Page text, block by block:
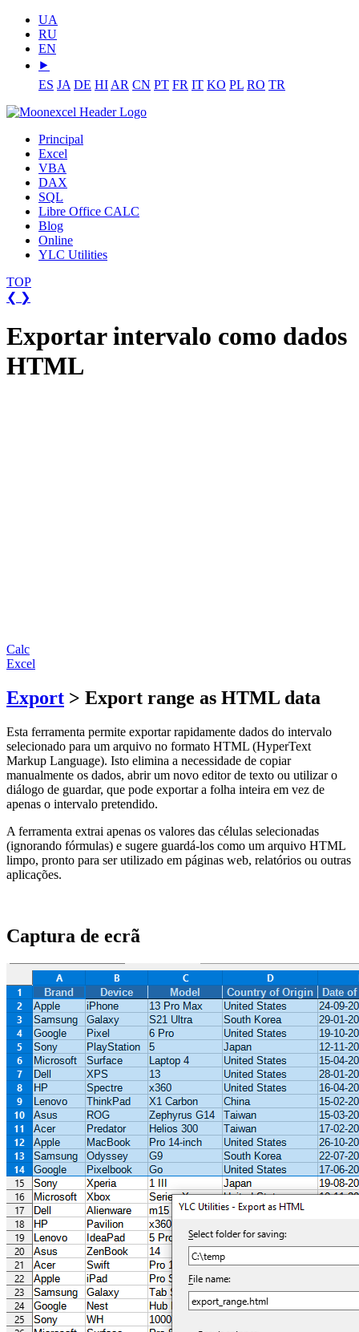
UA
RU
EN
⯈
ES JA DE HI AR CN PT FR IT KO PL RO TR
Principal
Excel
VBA
DAX
SQL
Libre Office CALC
Blog
Online
YLC Utilities
TOP
❮ ❯
Exportar intervalo como dados
HTML
Calc
Excel
Export > Export range as HTML data
Esta ferramenta permite exportar rapidamente dados do intervalo
selecionado para um arquivo no formato HTML (HyperText
Markup Language). Isto elimina a necessidade de copiar
manualmente os dados, abrir um novo editor de texto ou utilizar o
diálogo de guardar, que pode exportar a folha inteira em vez de
apenas o intervalo pretendido.
A ferramenta extrai apenas os valores das células selecionadas
(ignorando fórmulas) e sugere guardá-los como um arquivo HTML
limpo, pronto para ser utilizado em páginas web, relatórios ou outras
aplicações.
Captura de ecrã